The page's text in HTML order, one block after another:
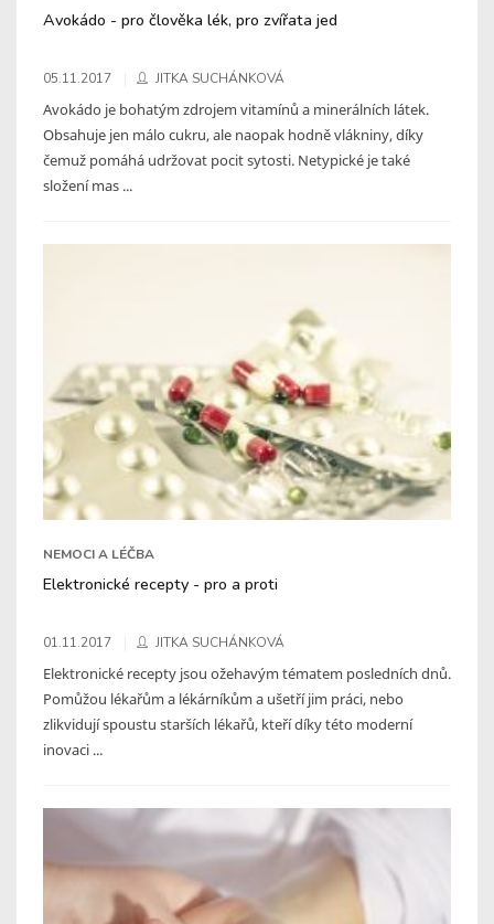
Avokádo - pro člověka lék, pro zvířata jed
05.11.2017 JITKA SUCHÁNKOVÁ
Avokádo je bohatým zdrojem vitamínů a minerálních látek.
Obsahuje jen málo cukru, ale naopak hodně vlákniny, díky
čemuž pomáhá udržovat pocit sytosti. Netypické je také
složení mas ...
NEMOCI A LÉČBA
Elektronické recepty - pro a proti
01.11.2017 JITKA SUCHÁNKOVÁ
Elektronické recepty jsou ožehavým tématem posledních dnů.
Pomůžou lékařům a lékárníkům a ušetří jim práci, nebo
zlikvidují spoustu starších lékařů, kteří díky této moderní
inovaci ...